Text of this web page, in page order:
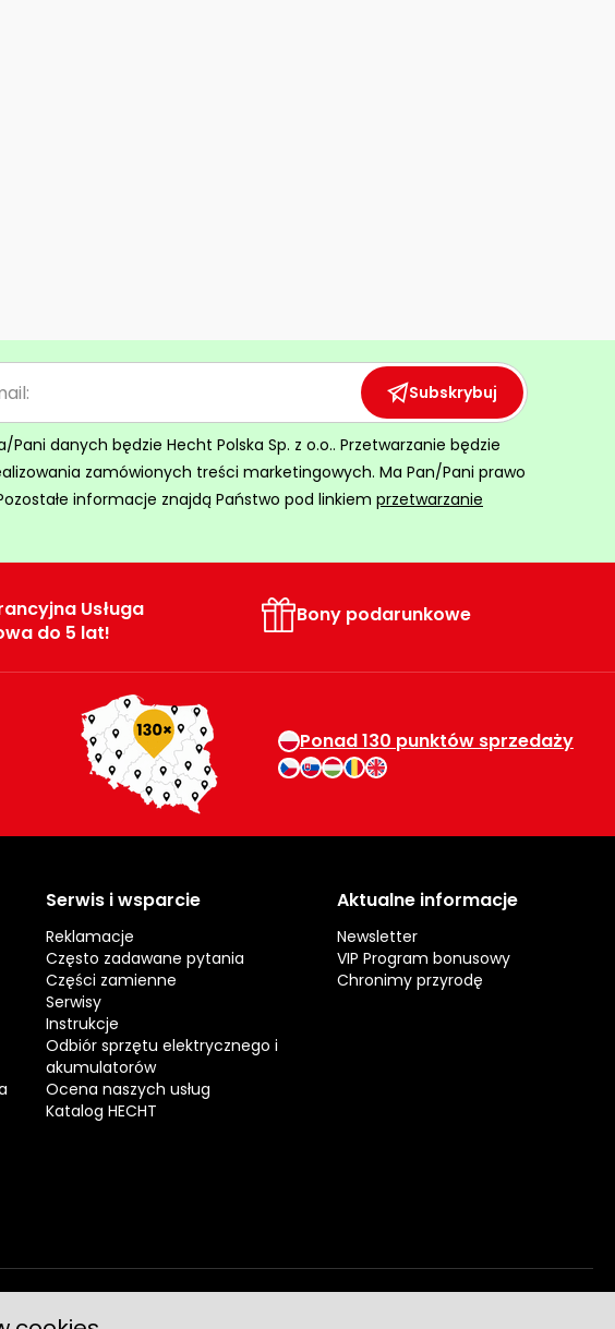
Subskrybuj
danych będzie Hecht Polska Sp. z o.o.. Przetwarzanie będzie
zamówionych treści marketingowych. Ma Pan/Pani prawo
informacje znajdą Państwo pod linkiem przetwarzanie
Usługa
do 5 lat!
Bony podarunkowe
Ponad 130 punktów sprzedaży
Serwis i wsparcie
Reklamacje
Często zadawane pytania
Części zamienne
Serwisy
Instrukcje
Odbiór sprzętu elektrycznego i
akumulatorów
Ocena naszych usług
Katalog HECHT
Aktualne informacje
Newsletter
VIP Program bonusowy
Chronimy przyrodę